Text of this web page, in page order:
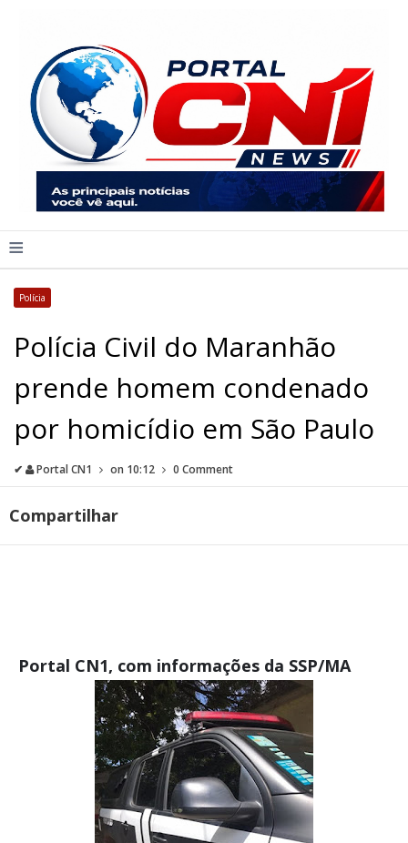
≡
Polícia
Polícia Civil do Maranhão
prende homem condenado
por homicídio em São Paulo
✔ Portal CN1 on 10:12 0 Comment
Compartilhar
Portal CN1, com informações da SSP/MA